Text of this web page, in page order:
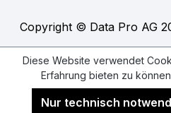
Copyright © Data Pro AG
Diese Website verwendet
Erfahrung bieten zu
Nur technisch